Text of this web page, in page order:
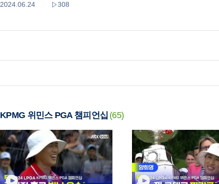
2024.06.24 308
KPMG 위민스 PGA 챔피언십 (65)